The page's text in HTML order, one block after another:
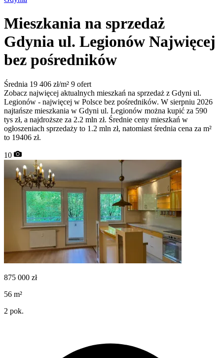
Mieszkania na sprzedaż
Gdynia ul. Legionów Najwięcej
bez pośredników
Średnia 19 406 zł/m² 9 ofert
Zobacz najwięcej aktualnych mieszkań na sprzedaż z Gdyni ul.
Legionów - najwięcej w Polsce bez pośredników. W sierpniu 2026
najtańsze mieszkania w Gdyni ul. Legionów można kupić za 590
tys zł, a najdroższe za 2.2 mln zł. Średnie ceny mieszkań w
ogłoszeniach sprzedaży to 1.2 mln zł, natomiast średnia cena za m²
to 19406 zł.
10
875 000 zł
56 m²
2 pok.